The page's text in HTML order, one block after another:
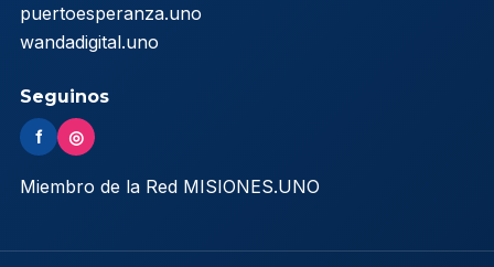
puertoesperanza.uno
wandadigital.uno
Seguinos
f ◎
Miembro de la Red MISIONES.UNO